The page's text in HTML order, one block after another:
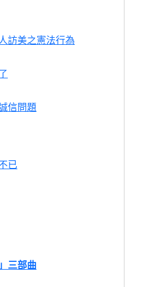
訪美之憲法行為
信問題
已
三部曲